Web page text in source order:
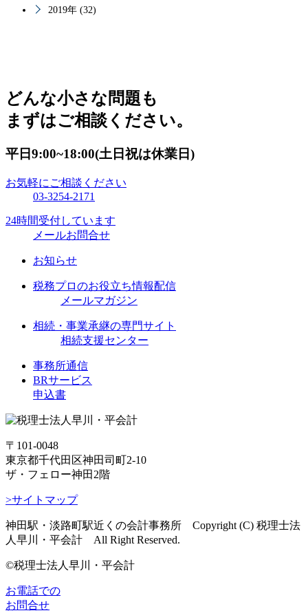
2019年 (32)
どんな小さな問題も
まずはご相談ください。
平日9:00~18:00(土日祝は休業日)
お気軽にご相談ください
03-3254-2171
24時間受付しています
メールお問合せ
お知らせ
税務プロのお役立ち情報配信
メールマガジン
相続・事業承継の専門サイト
相続支援センター
事務所通信
BRサービス
申込書
〒101-0048
東京都千代田区神田司町2-10
ザ・フェロー神田2階
>サイトマップ
神田駅・淡路町駅近くの会計事務所 Copyright (C) 税理士法
人早川・平会計 All Right Reserved.
©税理士法人早川・平会計
お電話での
お問合せ